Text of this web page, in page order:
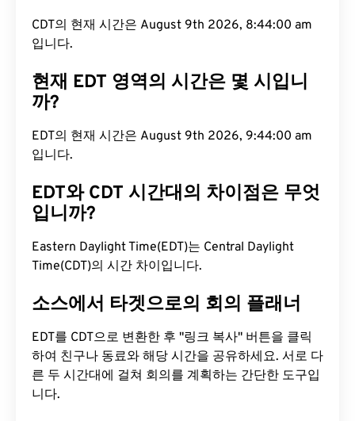
CDT의 현재 시간은 August 9th 2026, 8:44:01 am입
니다.
현재 EDT 영역의 시간은 몇 시입니
까?
EDT의 현재 시간은 August 9th 2026, 9:44:01 am입
니다.
EDT와 CDT 시간대의 차이점은 무엇
입니까?
Eastern Daylight Time(EDT)는 Central Daylight
Time(CDT)의 시간 차이입니다.
소스에서 타겟으로의 회의 플래너
EDT를 CDT으로 변환한 후 "링크 복사" 버튼을 클릭
하여 친구나 동료와 해당 시간을 공유하세요. 서로 다
른 두 시간대에 걸쳐 회의를 계획하는 간단한 도구입
니다.